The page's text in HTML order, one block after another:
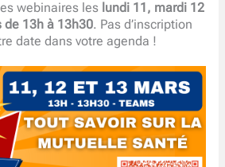
webinaires les lundi 11, mardi 12
de 13h à 13h30. Pas d’inscription
date dans votre agenda !